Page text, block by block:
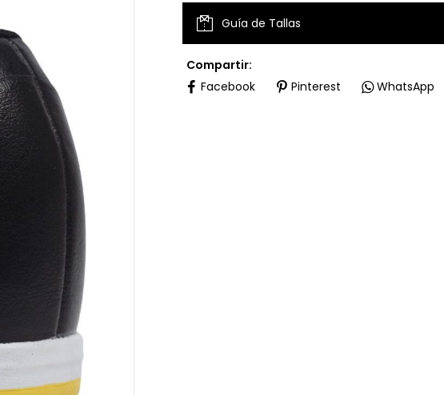
Guía de Tallas
Compartir:
Facebook
Pinterest WhatsApp